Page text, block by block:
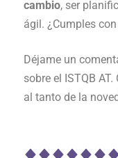
cambio, ser
ágil. ¿Cumples
Déjame un
sobre el ISTQB
al tanto de la